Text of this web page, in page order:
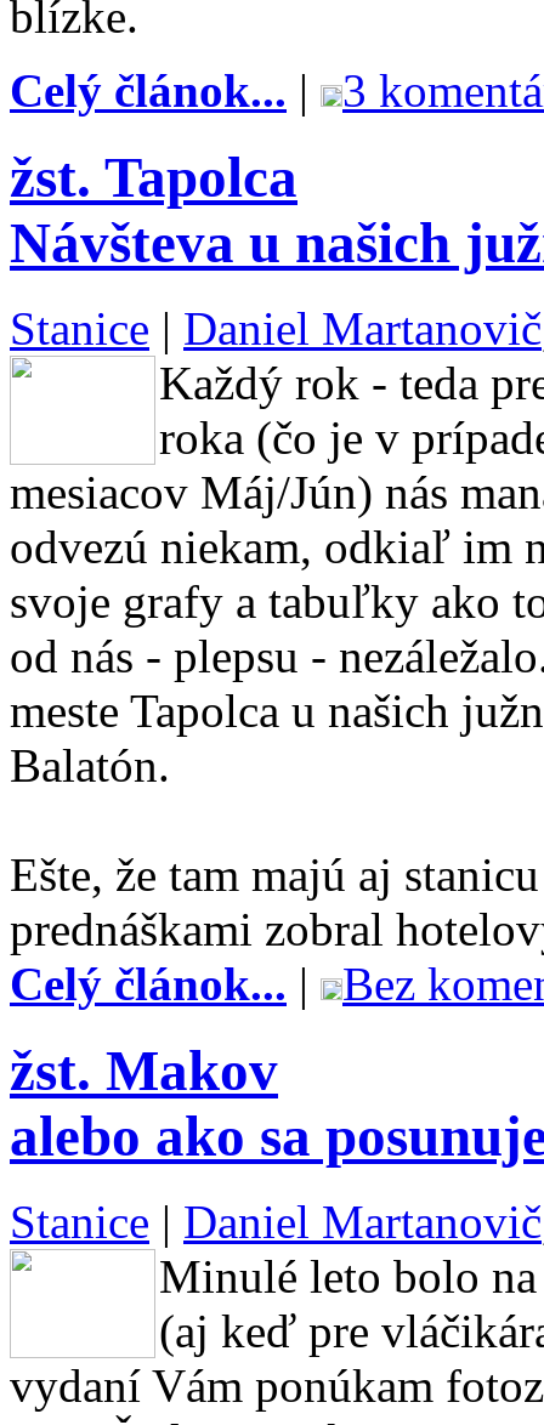
blízke.
Celý článok... | 3
žst. Tapolca
Návšteva u našich
Stanice | Daniel Martanovič
Každý rok - teda
roka (čo je v
mesiacov Máj/Jún) nás
odvezú niekam, odkiaľ im
svoje grafy a tabuľky ako
od nás - plepsu -
meste Tapolca u našich
Balatón.
Ešte, že tam majú aj
prednáškami zobral
Celý článok... | Bez
žst. Makov
alebo ako sa
Stanice | Daniel Martanovič
Minulé leto bolo
(aj keď pre
vydaní Vám ponúkam